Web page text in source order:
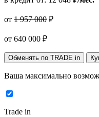
от 1 957 000 ₽
от 640 000 ₽
Обменять по TRADE in
Ваша максимально
Trade in